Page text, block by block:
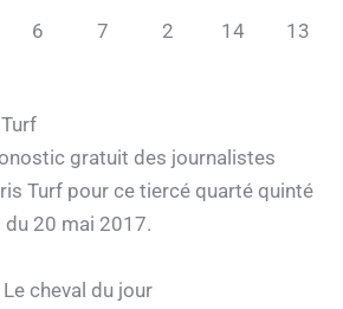
6 7 2 14 13
gratuit des journalistes
Turf pour ce tiercé quarté quinté
du 20 mai 2017.
Le cheval du jour